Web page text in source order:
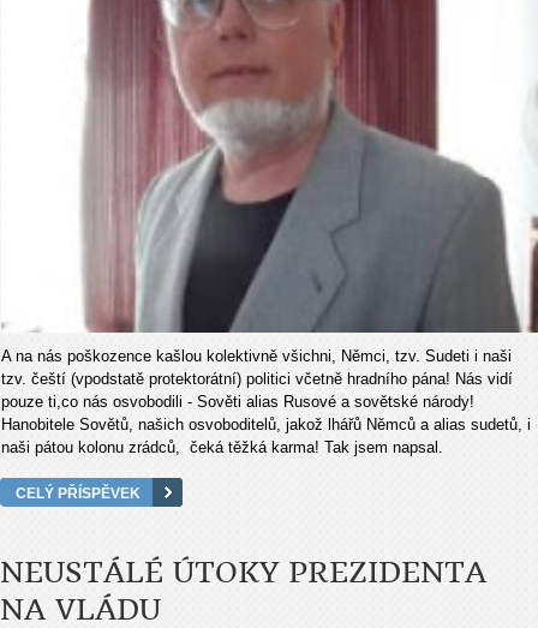
A na nás poškozence kašlou kolektivně všichni, Němci, tzv. Sudeti i naši
tzv. čeští (vpodstatě protektorátní) politici včetně hradního pána! Nás vidí
pouze ti,co nás osvobodili - Sověti alias Rusové a sovětské národy!
Hanobitele Sovětů, našich osvoboditelů, jakož lhářů Němců a alias sudetů, i
naši pátou kolonu zrádců, čeká těžká karma! Tak jsem napsal.
CELÝ PŘÍSPĚVEK
NEUSTÁLÉ ÚTOKY PREZIDENTA
NA VLÁDU